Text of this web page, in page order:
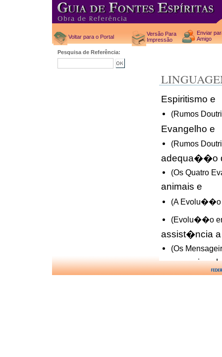
Voltar para o Portal
Versão Para
Impressão
Enviar
Amigo
Pesquisa de Referência:
Espiritismo e
(Rumos
Evangelho e
(Rumos
adequa��o
(Os Quatro
animais e
(A Evolu��o
(Evolu��o
assist�ncia a
(Os
convencional
(Evolu��o